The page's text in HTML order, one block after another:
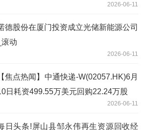
2026-06-11
德股份在厦门投资成立光储新能源公司
_滚动
2026-06-11
【焦点热闻】中通快递-W(02057.HK)6月
日耗资499.55万美元回购22.24万股
2026-06-11
日头条!屏山县邹永伟再生资源回收经